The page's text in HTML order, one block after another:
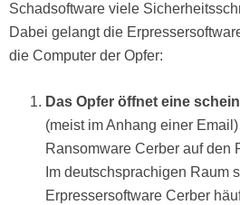
Schadsoftware viele
Dabei gelangt die
die Computer der Opfer:
Das Opfer öffnet eine
(meist im Anhang einer
Ransomware Cerber auf den
Im deutschsprachigen Raum
Erpressersoftware Cerber